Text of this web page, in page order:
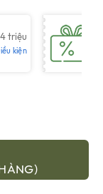
₫.
triệu
kiện